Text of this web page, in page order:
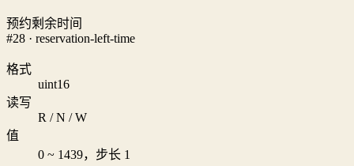
预约剩余时间
#28 · reservation-left-time
格式
uint16
读写
R / N / W
值
0 ~ 1439，步长 1